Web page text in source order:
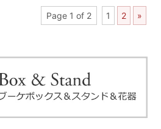
Page 1 of 2 1 2 »